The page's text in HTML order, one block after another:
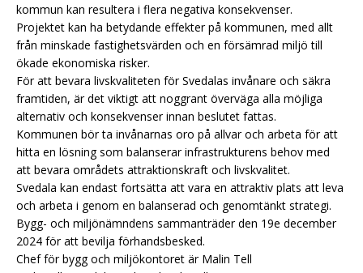
kommun kan resultera i flera negativa konsekvenser.
Projektet kan ha betydande effekter på kommunen, med allt
från minskade fastighetsvärden och en försämrad miljö till
ökade ekonomiska risker.
För att bevara livskvaliteten för Svedalas invånare och säkra
framtiden, är det viktigt att noggrant överväga alla möjliga
alternativ och konsekvenser innan beslutet fattas.
Kommunen bör ta invånarnas oro på allvar och arbeta för att
hitta en lösning som balanserar infrastrukturens behov med
att bevara områdets attraktionskraft och livskvalitet.
Svedala kan endast fortsätta att vara en attraktiv plats att leva
och arbeta i genom en balanserad och genomtänkt strategi.
Bygg- och miljönämndens sammanträder den 19e december
2024 för att bevilja förhandsbesked.
Chef för bygg och miljökontoret är Malin Tell